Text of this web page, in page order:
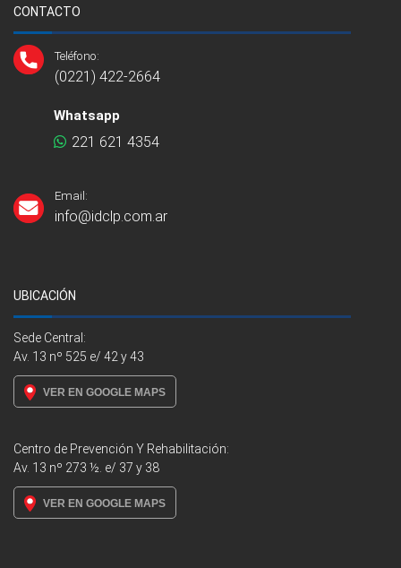
CONTACTO
Teléfono:
(0221) 422-2664
Whatsapp
221 621 4354
Email:
info@idclp.com.ar
UBICACIÓN
Sede Central:
Av. 13 nº 525 e/ 42 y 43
VER EN GOOGLE MAPS
Centro de Prevención Y Rehabilitación:
Av. 13 nº 273 ½. e/ 37 y 38
VER EN GOOGLE MAPS